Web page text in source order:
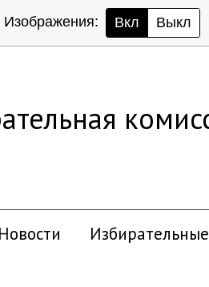
Изображения: Вкл Выкл
Новости